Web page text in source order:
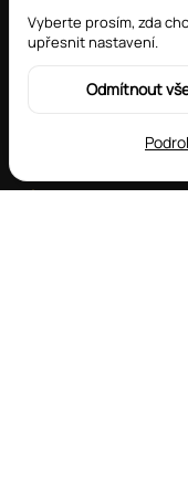
Vyberte prosím, zda
upřesnit nastavení.
Odmítnout